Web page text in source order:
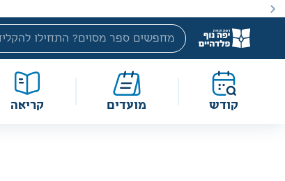
באתר מוצעים מוצרים במחירים נמוכים ומוזלים
קודש מועדים קריאה